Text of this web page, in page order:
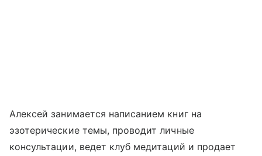
Алексей занимается написанием книг на
эзотерические темы, проводит личные
консультации, ведет клуб медитаций и продает